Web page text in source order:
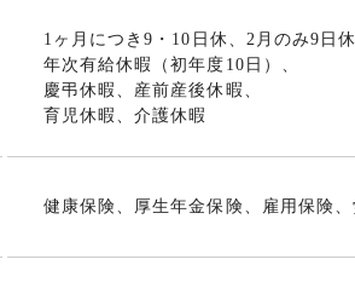
1ヶ月につき9・10日休、2月のみ9日
年次有給休暇（初年度10日）、
慶弔休暇、産前産後休暇、
育児休暇、介護休暇
健康保険、厚生年金保険、雇用保険